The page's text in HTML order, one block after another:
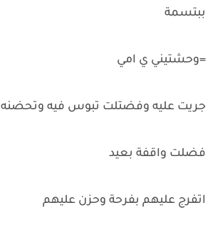
ببتسمة
=وحشتيني ي امي
جريت عليه وفضتلت تبوس فيه وتحضنه
فضلت واقفة بعيد
اتفرج عليهم بفرحة وحزن عليهم